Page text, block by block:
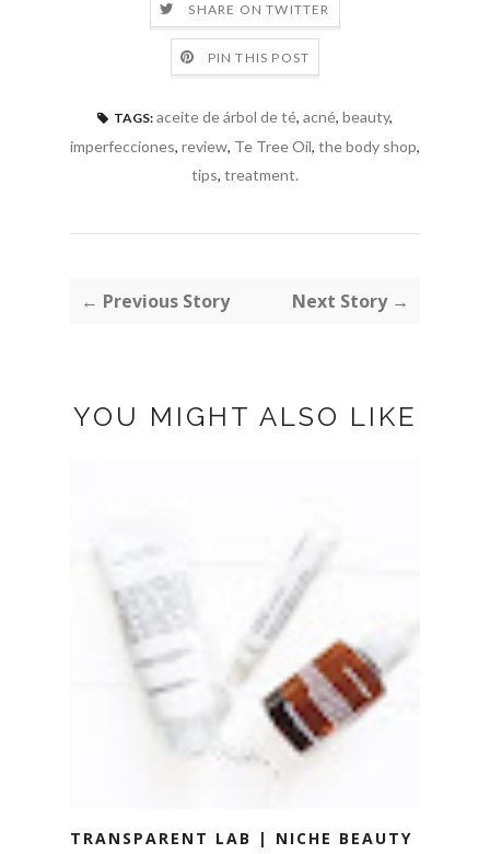
SHARE ON TWITTER
PIN THIS POST
TAGS: aceite de árbol de té, acné, beauty,
imperfecciones, review, Te Tree Oil, the body shop,
tips, treatment.
← Previous Story Next Story →
YOU MIGHT ALSO LIKE
TRANSPARENT LAB | NICHE BEAUTY